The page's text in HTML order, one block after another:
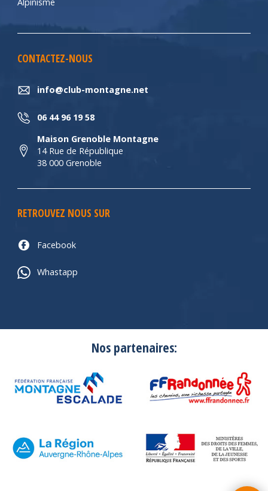
CONTACTEZ-NOUS
info@club-montagne.net
06 44 96 19 58
Maison Grenoble Montagne
14 Rue de République
38 000 Grenoble
RETROUVEZ NOUS SUR
Facebook
Whastapp
Nos partenaires: